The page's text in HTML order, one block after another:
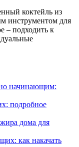
коктейль из
инструментом для
– подходить к
начинающим:
подробное
дома для
как накачать